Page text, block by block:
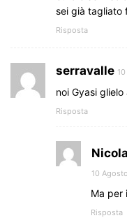
sei già tagliato
Risposta
serravalle
noi Gyasi
Risposta
Nicola
10
Ma per
Risposta